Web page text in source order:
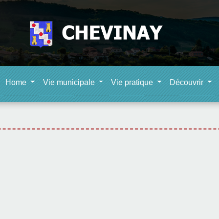
Home Vie municipale Vie pratique Découvrir